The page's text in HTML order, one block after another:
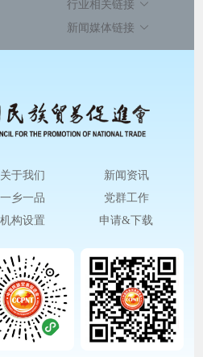
行业相关链接
新闻媒体链接
关于我们
新闻资讯
一乡一品
党群工作
机构设置 申请&下载